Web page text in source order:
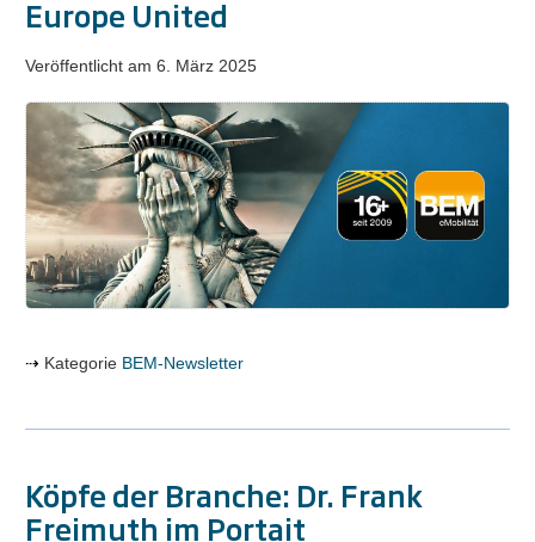
Europe United
Veröffentlicht am 6. März 2025
BEM-
NEWSLETTER
NR.
263
/
Europe
United
Kategorie BEM-Newsletter
Köpfe der Branche: Dr. Frank
Freimuth im Portait